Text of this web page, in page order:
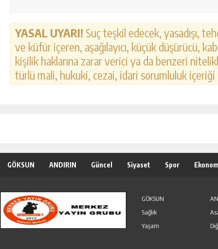
YASAL UYARI! Suç teşkil edecek, yasadışı,
ve küfür içeren, aşağılayıcı, küçük düşürücü,
kişilik haklarına zarar verici ya da benzeri
türlü mali, hukuki, cezai, idari sorumluluk
GÖKSUN ANDIRIN Güncel Siyaset Spor
GÖKSUN
Sağlık
Yaşam